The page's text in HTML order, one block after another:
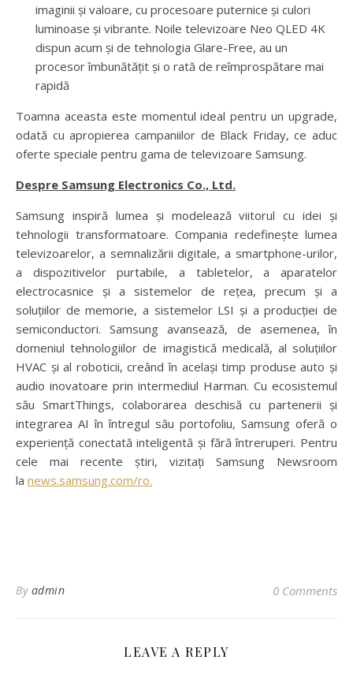
imaginii și valoare, cu procesoare puternice și culori
luminoase și vibrante. Noile televizoare Neo QLED 4K
dispun acum și de tehnologia Glare-Free, au un
procesor îmbunătățit și o rată de reîmprospătare mai
rapidă
Toamna aceasta este momentul ideal pentru un upgrade,
odată cu apropierea campaniilor de Black Friday, ce aduc
oferte speciale pentru gama de televizoare Samsung.
Despre Samsung Electronics Co., Ltd.
Samsung inspiră lumea și modelează viitorul cu idei și
tehnologii transformatoare. Compania redefinește lumea
televizoarelor, a semnalizării digitale, a smartphone-urilor,
a dispozitivelor purtabile, a tabletelor, a aparatelor
electrocasnice și a sistemelor de rețea, precum și a
soluțiilor de memorie, a sistemelor LSI și a producției de
semiconductori. Samsung avansează, de asemenea, în
domeniul tehnologiilor de imagistică medicală, al soluțiilor
HVAC și al roboticii, creând în același timp produse auto și
audio inovatoare prin intermediul Harman. Cu ecosistemul
său SmartThings, colaborarea deschisă cu partenerii și
integrarea AI în întregul său portofoliu, Samsung oferă o
experiență conectată inteligentă și fără întreruperi. Pentru
cele mai recente știri, vizitați Samsung Newsroom
la news.samsung.com/ro.
By admin 0 Comments
LEAVE A REPLY